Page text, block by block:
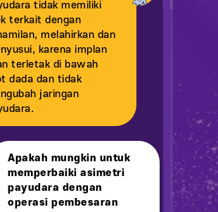
tidak memiliki
terkait dengan
melahirkan dan
karena implan
terletak di bawah
dada dan tidak
jaringan
Apakah mungkin untuk
memperbaiki asimetri
payudara dengan
operasi pembesaran